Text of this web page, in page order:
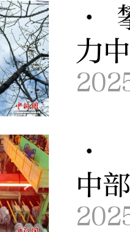
·
力
·
中